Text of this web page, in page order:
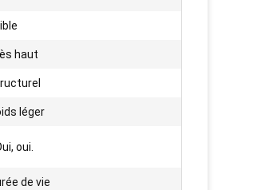
haut
léger
oui.
de vie